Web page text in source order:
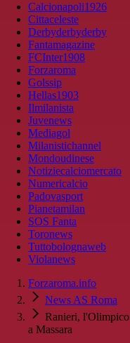
Calcionapoli1926
Cittaceleste
Derbyderbyderby
Fantamagazine
FCInter1908
Forzaroma
Golssip
Hellas1903
Ilmilanista
Juvenews
Mediagol
Milanistichannel
Mondoudinese
Notiziecalciomercato
Numericalcio
Padovasport
Pianetamilan
SOS Fanta
Toronews
Tuttobolognaweb
Violanews
Forzaroma.info
News AS Roma
Ranieri, l'Olimpico
a Massara